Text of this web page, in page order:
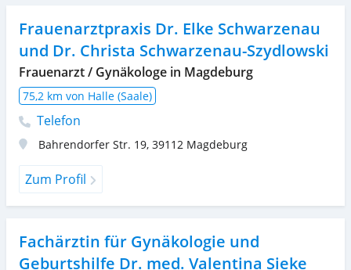
Frauenarztpraxis Dr. Elke Schwarzenau
und Dr. Christa Schwarzenau-Szydlowski
Frauenarzt / Gynäkologe in Magdeburg
75,2 km von Halle (Saale)
Telefon
Bahrendorfer Str. 19, 39112 Magdeburg
Zum Profil
Fachärztin für Gynäkologie und
Geburtshilfe Dr. med. Valentina Sieke